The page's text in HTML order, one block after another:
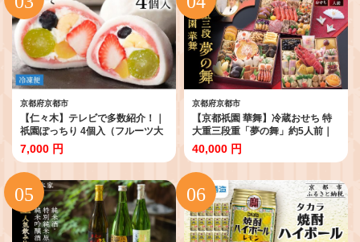
ト プレゼント 贈答 お取り寄せ ］
京おせち 京料理 グルメ お取り寄
せ 通販 送料無料 ふるさと納税 ］
京都府京都市
【仁々木】テレビで多数紹介！｜
祇園ぽっちり 4個入（フルーツ大
福/祇をんににぎ）［ 京都 祇園 ス
イーツ お菓子 人気 おすすめ フル
ーツ 果物 くだもの おいしい 可愛
い いちご あまおう ぶどう 栗 ギフ
ト プレゼント 贈答 お取り寄せ ］
7,000 円
京都府京都市
【京都祇園 華舞】冷蔵おせち 特
大重三段重「夢の舞」約5人前｜
本格料亭おせち 豪華 華やか 贅沢
大人気 [ 京都 祇園 料亭 おせち 8.5
寸三段重 57品 5人 和洋 京料理 お
すすめ グルメ 正月 2027 お節 お
せち料理 お取り寄せ 通販 年内配
送 送料無料 ふるさと納税 ]
40,000 円